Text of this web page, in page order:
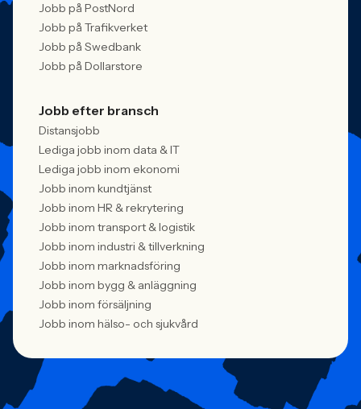
Jobb på PostNord
Jobb på Trafikverket
Jobb på Swedbank
Jobb på Dollarstore
Jobb efter bransch
Distansjobb
Lediga jobb inom data & IT
Lediga jobb inom ekonomi
Jobb inom kundtjänst
Jobb inom HR & rekrytering
Jobb inom transport & logistik
Jobb inom industri & tillverkning
Jobb inom marknadsföring
Jobb inom bygg & anläggning
Jobb inom försäljning
Jobb inom hälso- och sjukvård